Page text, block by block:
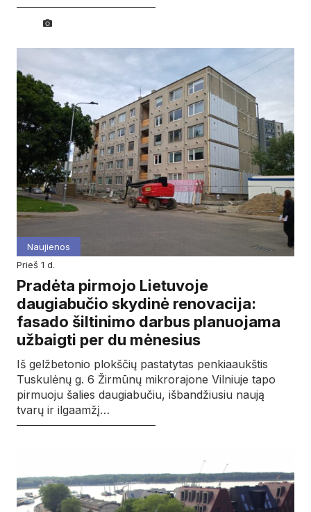
Naujienos
prieš 1 d.
Pradėta pirmojo Lietuvoje
daugiabučio skydinė renovacija:
fasado šiltinimo darbus planuojama
užbaigti per du mėnesius
Iš gelžbetonio plokščių pastatytas penkiaaukštis
Tuskulėnų g. 6 Žirmūnų mikrorajone Vilniuje tapo
pirmuoju šalies daugiabučiu, išbandžiusiu naują
tvarų ir ilgaamžį…